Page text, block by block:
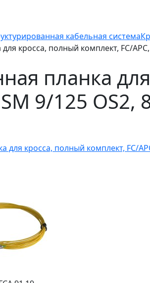
кабельная система
кросса, полный комплект, FC/
планка
SM 9/125